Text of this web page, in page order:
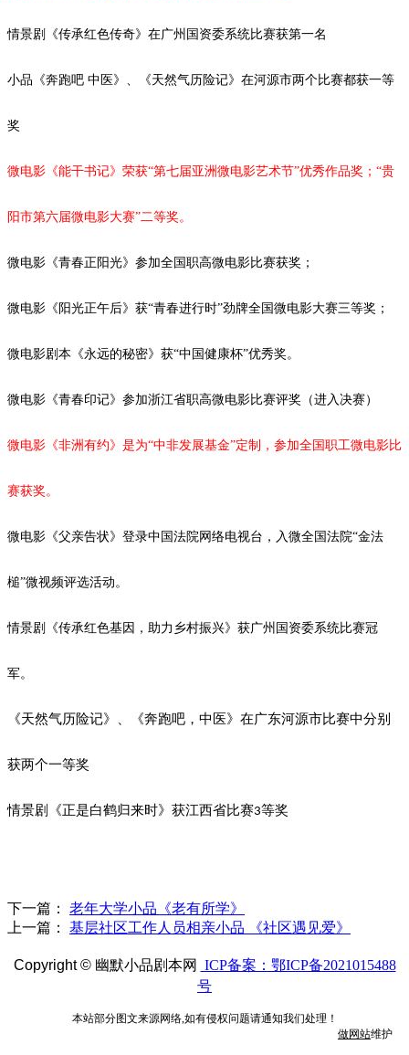
情景剧《传承红色传奇》在广州国资委系统比赛获第一名
小品《奔跑吧 中医》、《天然气历险记》在河源市两个比赛都获一等
奖
微电影《能干书记》荣获“第七届亚洲微电影艺术节”优秀作品奖；“贵
阳市第六届微电影大赛”二等奖。
微电影《青春正阳光》参加全国职高微电影比赛获奖；
微电影《阳光正午后》获“青春进行时”劲牌全国微电影大赛三等奖；
微电影剧本《永远的秘密》获“中国健康杯”优秀奖。
微电影《青春印记》参加浙江省职高微电影比赛评奖（进入决赛）
微电影《非洲有约》是为“中非发展基金”定制，参加全国职工微电影比
赛获奖。
微电影《父亲告状》登录中国法院网络电视台，入微全国法院“金法
槌”微视频评选活动。
情景剧《传承红色基因，助力乡村振兴》获广州国资委系统比赛冠
军。
《天然气历险记》、《奔跑吧，中医》在广东河源市比赛中分别
获两个一等奖
情景剧《正是白鹤归来时》获江西省比赛3等奖
下一篇：
老年大学小品《老有所学》
上一篇：
基层社区工作人员相亲小品 《社区遇见爱》
Copyright © 幽默小品剧本网
ICP备案：鄂ICP备2021015488
号
本站部分图文来源网络,如有侵权问题请通知我们处理！
做网站维护